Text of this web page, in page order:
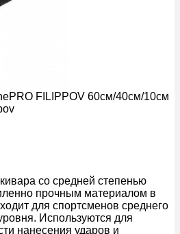
FILIPPOV 60см/40см/10см
со средней степенью
прочным материалом в
для спортсменов среднего
Используются для
нанесения ударов и